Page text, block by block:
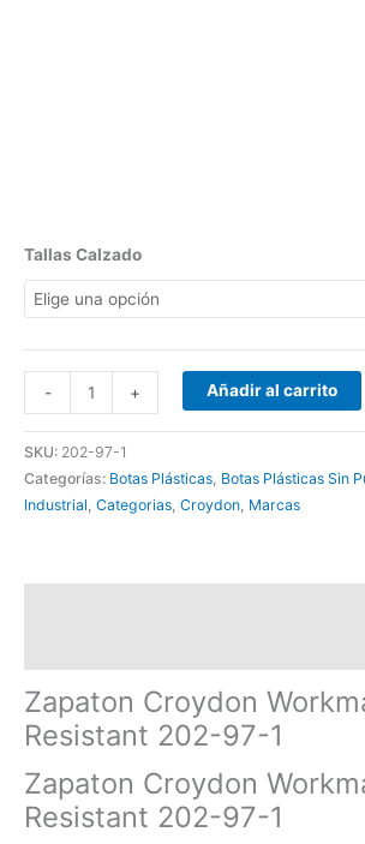
Tallas Calzado
- + Añadir al carrito
SKU: 202-97-1
Categorías: Botas Plásticas Botas Plásticas Sin
Industrial Categorias Croydon Marcas
Zapaton Croydon
Resistant 202-97-1
Zapaton Croydon
Resistant 202-97-1